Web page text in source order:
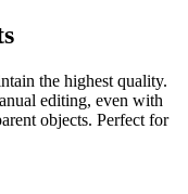
the highest quality.
editing, even with
objects. Perfect for